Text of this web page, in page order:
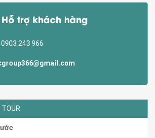
Hỗ trợ khách hàng
0903 243 966
TOUR